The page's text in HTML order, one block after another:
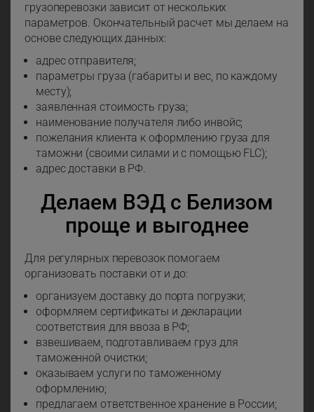
грузоперевозки зависит от нескольких
параметров. Окончательный расчет мы делаем на
основе следующих данных:
адрес отправителя;
параметры груза (габариты и вес, по каждому
месту);
заявленная стоимость груза;
наименование получателя либо инвойс;
пожелания клиента к оформлению груза для
таможни (своими силами и с помощью FLC);
адрес доставки в РФ.
Делаем ВЭД с Белизом
проще и выгоднее
Для регулярных перевозок помогаем
организовать поставки от и до:
организуем доставку до порта погрузки;
оформляем сертификаты и декларации
соответствия для ввоза в РФ;
взвешиваем, подготавливаем груз для
таможенной очистки;
оказываем услуги по таможенному
оформлению;
предлагаем ответственное хранение в России;